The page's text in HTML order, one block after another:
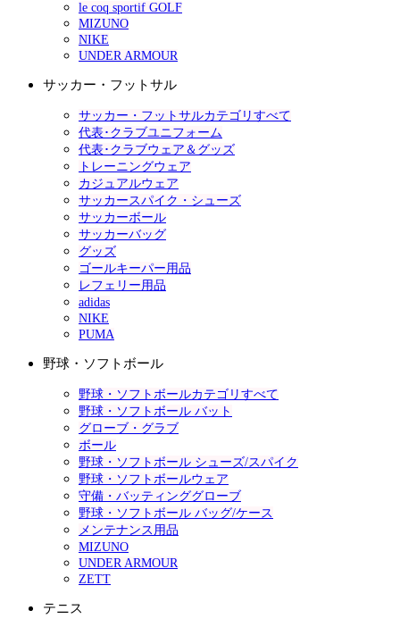
le coq sportif GOLF
MIZUNO
NIKE
UNDER ARMOUR
サッカー・フットサル
サッカー・フットサルカテゴリすべて
代表･クラブユニフォーム
代表･クラブウェア＆グッズ
トレーニングウェア
カジュアルウェア
サッカースパイク・シューズ
サッカーボール
サッカーバッグ
グッズ
ゴールキーパー用品
レフェリー用品
adidas
NIKE
PUMA
野球・ソフトボール
野球・ソフトボールカテゴリすべて
野球・ソフトボール バット
グローブ・グラブ
ボール
野球・ソフトボール シューズ/スパイク
野球・ソフトボールウェア
守備・バッティンググローブ
野球・ソフトボール バッグ/ケース
メンテナンス用品
MIZUNO
UNDER ARMOUR
ZETT
テニス